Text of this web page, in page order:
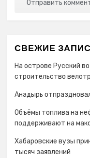
СВЕЖИЕ
На острове Русский
строительство
Анадырь
Объёмы топлива на
поддерживают на
Хабаровские вузы
тысяч заявлений